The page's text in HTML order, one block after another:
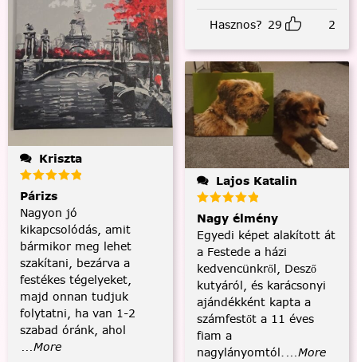
Kriszta
Párizs
Nagyon jó
kikapcsolódás, amit
bármikor meg lehet
szakítani, bezárva a
festékes tégelyeket,
majd onnan tudjuk
folytatni, ha van 1-2
szabad óránk, ahol
...More
Hasznos? 29 2
Lajos Katalin
Nagy élmény
Egyedi képet alakított át
a Festede a házi
kedvencünkről, Desző
kutyáról, és karácsonyi
ajándékként kapta a
számfestőt a 11 éves
fiam a
nagylányomtól. ...More